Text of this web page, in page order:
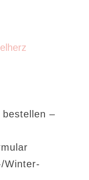
bestellen –
Winter-